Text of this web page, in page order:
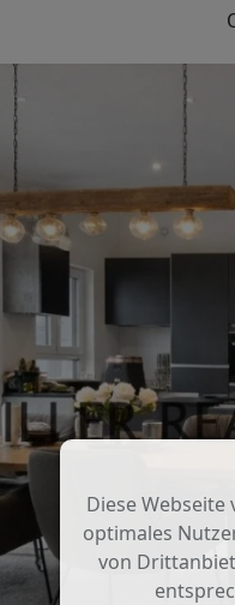
Diese
optimales
von